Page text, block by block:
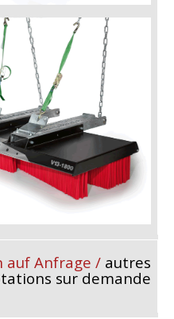
auf Anfrage / autres
sur demande